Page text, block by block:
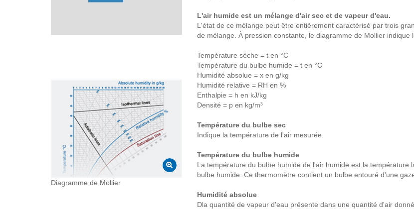
Diagramme de Mollier
L'air humide est un mélange d'air sec et de vapeur d'eau.
L'état de ce mélange peut être entièrement caractérisé par trois
de mélange. À pression constante, le diagramme de Mollier indique
Température sèche = t en °C
Température du bulbe humide = t en °C
Humidité absolue = x en g/kg
Humidité relative = RH en %
Enthalpie = h en kJ/kg
Densité = p en kg/m³
Température du bulbe sec
Indique la température de l'air mesurée.
Température du bulbe humide
La température du bulbe humide de l'air humide est la température
bulbe humide. Ce thermomètre contient un bulbe entouré d'une
Humidité absolue
Dla quantité de vapeur d'eau présente dans une quantité d'air